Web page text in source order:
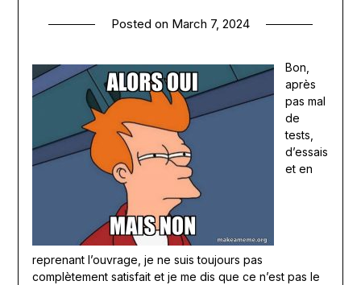
Posted on March 7, 2024
Bon,
après
pas mal
de
tests,
d’essais
et en
reprenant l’ouvrage, je ne suis toujours pas
complètement satisfait et je me dis que ce n’est pas le